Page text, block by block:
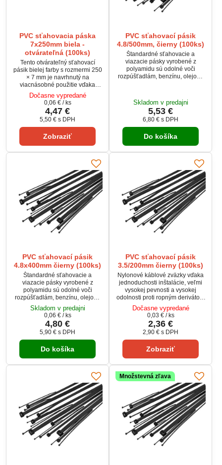
PVC sťahovacia páska
7x250mm biela -
otvárateľná (100ks)
Tento otvárateľný sťahovací
pásik bielej farby s rozmermi 250
× 7 mm je navrhnutý na
viacnásobné použitie vďaka
špeciálnemu uzamykaciemu
mechanizmu. Je vyrobený z
odolného polyamidu PA66, ktorý
zvládne ťahovú silu až 22 kg.
Svojou dĺžkou a šírkou je vhodný
na rôzne elektroinštalačné či iné
montážne práce. Balenie
obsahuje 100 kusov, takže vždy
budete mať dostatok pásikov pri
Dočasne vypredané
4,47 €
5,50 € s DPH
0,06 € / ks
Zobraziť
PVC sťahovací pásik
4.8/500mm, čierny (100ks)
Štandardné sťahovacie a
viazacie pásky vyrobené z
polyamidu sú odolné voči
rozpúšťadlám, benzínu, olejom,
Skladom v predajni
5,53 €
6,80 € s DPH
Do košíka
PVC sťahovací pásik
4.8x400mm čierny (100ks)
Štandardné sťahovacie a
viazacie pásky vyrobené z
polyamidu sú odolné voči
rozpúšťadlám, benzínu, olejom,
slanej vode, plesniam a voči
riedeným organickým kyselinám.
Skladom v predajni
4,80 €
5,90 € s DPH
0,06 € / ks
Do košíka
PVC sťahovací pásik
3.5/200mm čierny (100ks)
Nylonové káblové zväzky vďaka
jednoduchosti inštalácie, veľmi
vysokej pevnosti a vysokej
odolnosti proti ropným derivátom
sú široko používané v
elektronike, informačných a
komunikačných technológiach,
stavebníctve, automobilový
priemysle a v mnohých ďalších
oblastiach každodenného života
pri použití v domácnosti alebo v
garáži. Ideálne sa hodí pre
upevnenie a upnutie zväzky
káblov, rúrok a...
Dočasne vypredané
2,36 €
2,90 € s DPH
0,03 € / ks
Zobraziť
Množstevná zľava